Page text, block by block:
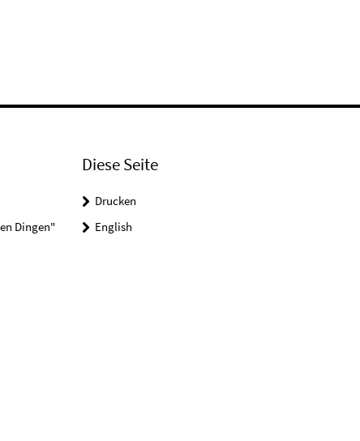
Dingen"
Diese Seite
Drucken
English